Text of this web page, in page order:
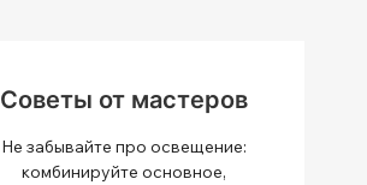
Советы от мастеров
Не забывайте про освещение:
комбинируйте основное,